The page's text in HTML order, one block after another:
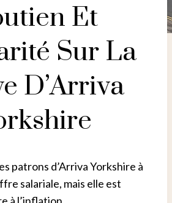
Et
Sur La
D’Arriva
patrons d’Arriva Yorkshire à
salariale, mais elle est